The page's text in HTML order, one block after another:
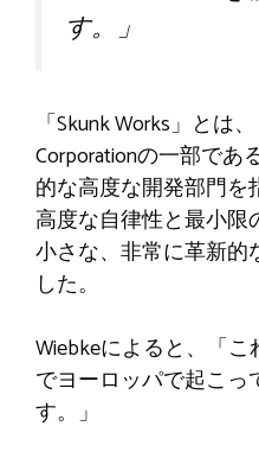
す。」
「Skunk Works」とは
Corporationの一部であ
的な高度な開発部門を
高度な自律性と最小限
小さな、非常に革新的
した。
Wiebkeによると、「
でヨーロッパで起こ
す。」